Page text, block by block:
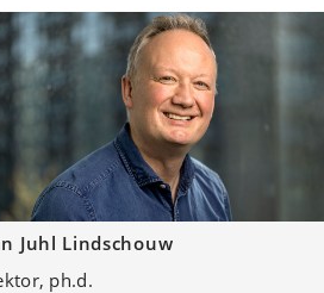
Juhl Lindschouw
ph.d.